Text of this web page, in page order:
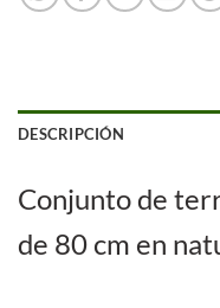
DESCRIPCIÓN
Conjunto de
de 80 cm en